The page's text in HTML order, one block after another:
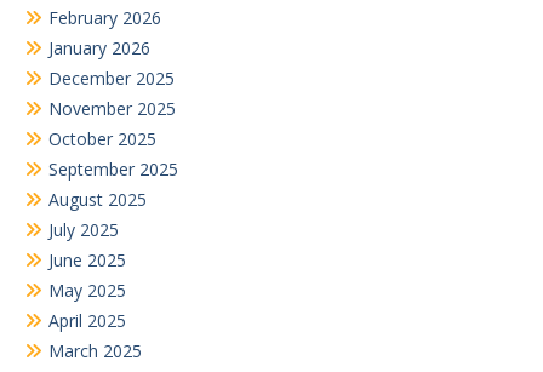
February 2026
January 2026
December 2025
November 2025
October 2025
September 2025
August 2025
July 2025
June 2025
May 2025
April 2025
March 2025